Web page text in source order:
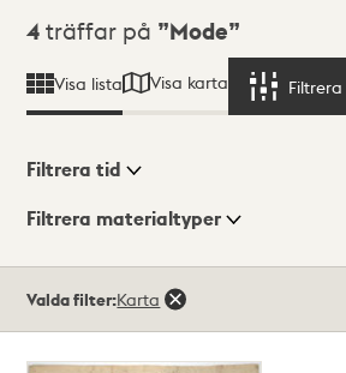
Sökresultat
4 träffar på Mode
Visa lista Visa karta Filtrera
Visningsläge
Filtrera tid
Filtrera materialtyper
träffar
Valda filter:Karta